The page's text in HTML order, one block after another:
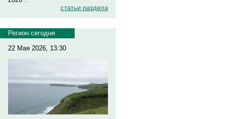
статьи раздела
Регион сегодня
22 Мая 2026, 13:30